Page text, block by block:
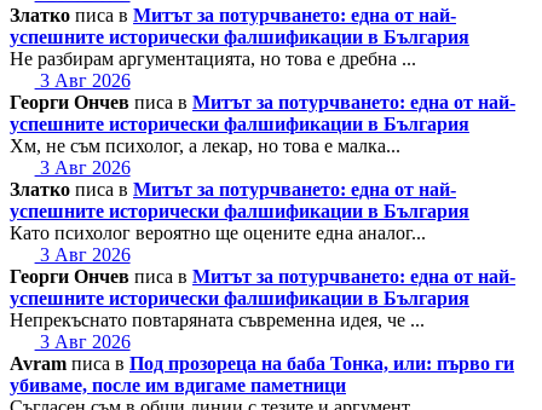
Златко писа в Митът за потурчването: една от най-
успешните исторически фалшификации в България
Не разбирам аргументацията, но това е дребна ...
3 Авг 2026
Георги Ончев писа в Митът за потурчването: една от най-
успешните исторически фалшификации в България
Хм, не съм психолог, а лекар, но това е малка...
3 Авг 2026
Златко писа в Митът за потурчването: една от най-
успешните исторически фалшификации в България
Като психолог вероятно ще оцените една аналог...
3 Авг 2026
Георги Ончев писа в Митът за потурчването: една от най-
успешните исторически фалшификации в България
Непрекъснато повтаряната съвременна идея, че ...
3 Авг 2026
Avram писа в Под прозореца на баба Тонка, или: първо ги
убиваме, после им вдигаме паметници